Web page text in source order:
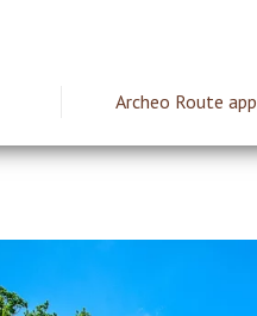
Archeo Route app